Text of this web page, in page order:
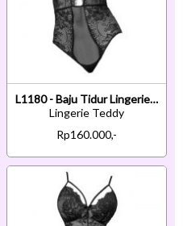
L1180 - Baju Tidur Lingerie Teddy Bodysuit Dress Halter Hitam Transparan Belahan Dada Rendah
Lingerie Teddy
Rp160.000,-